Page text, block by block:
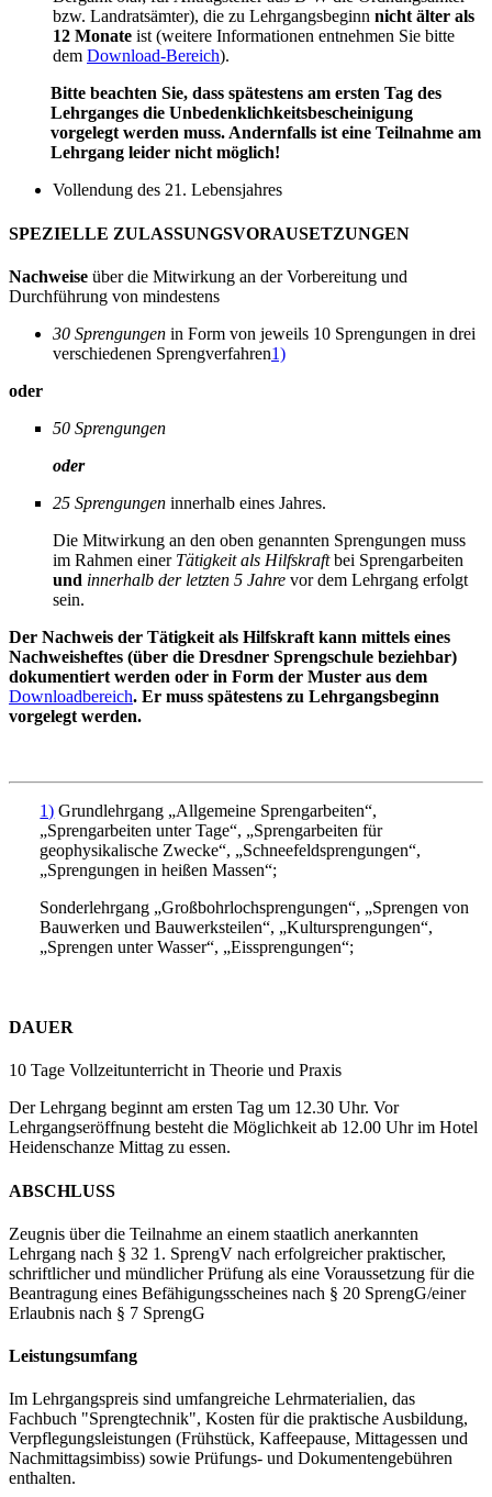
bzw. Landratsämter), die zu Lehrgangsbeginn nicht älter als
12 Monate ist (weitere Informationen entnehmen Sie bitte
dem Download-Bereich).
Bitte beachten Sie, dass spätestens am ersten Tag des
Lehrganges die Unbedenklichkeitsbescheinigung
vorgelegt werden muss. Andernfalls ist eine Teilnahme am
Lehrgang leider nicht möglich!
Vollendung des 21. Lebensjahres
SPEZIELLE ZULASSUNGSVORAUSETZUNGEN
Nachweise über die Mitwirkung an der Vorbereitung und
Durchführung von mindestens
30 Sprengungen in Form von jeweils 10 Sprengungen in drei
verschiedenen Sprengverfahren1)
oder
50 Sprengungen
oder
25 Sprengungen innerhalb eines Jahres.
Die Mitwirkung an den oben genannten Sprengungen muss
im Rahmen einer Tätigkeit als Hilfskraftbei Sprengarbeiten
und innerhalb der letzten 5 Jahre vor dem Lehrgang erfolgt
sein.
Der Nachweis der Tätigkeit als Hilfskraft kann mittels eines
Nachweisheftes (über die Dresdner Sprengschule beziehbar)
dokumentiert werden oder in Form der Muster aus dem
Downloadbereich. Er muss spätestens zu Lehrgangsbeginn
vorgelegt werden.
1) Grundlehrgang „Allgemeine Sprengarbeiten“,
„Sprengarbeiten unter Tage“, „Sprengarbeiten für
geophysikalische Zwecke“, „Schneefeldsprengungen“,
„Sprengungen in heißen Massen“;
Sonderlehrgang „Großbohrlochsprengungen“, „Sprengen von
Bauwerken und Bauwerksteilen“, „Kultursprengungen“,
„Sprengen unter Wasser“, „Eissprengungen“;
DAUER
10 Tage Vollzeitunterricht in Theorie und Praxis
Der Lehrgang beginnt am ersten Tag um 12.30 Uhr. Vor
Lehrgangseröffnung besteht die Möglichkeit ab 12.00 Uhr im Hotel
Heidenschanze Mittag zu essen.
ABSCHLUSS
Zeugnis über die Teilnahme an einem staatlich anerkannten
Lehrgang nach § 32 1. SprengV nach erfolgreicher praktischer,
schriftlicher und mündlicher Prüfung als eine Voraussetzung für die
Beantragung eines Befähigungsscheines nach § 20 SprengG/einer
Erlaubnis nach § 7 SprengG
Leistungsumfang
Im Lehrgangspreis sind umfangreiche Lehrmaterialien, das
Fachbuch "Sprengtechnik", Kosten für die praktische Ausbildung,
Verpflegungsleistungen (Frühstück, Kaffeepause, Mittagessen und
Nachmittagsimbiss) sowie Prüfungs- und Dokumentengebühren
enthalten.